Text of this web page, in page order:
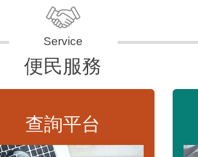
便民服務
查詢平台